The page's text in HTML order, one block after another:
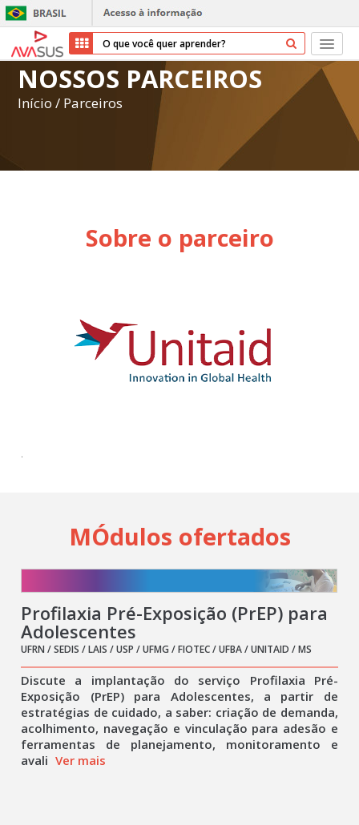
Início
Parceiros
Transparência
Entrar
Cadastrar
NOSSOS PARCEIROS
Início / Parceiros
Sobre o parceiro
.
MÓdulos ofertados
Profilaxia Pré-Exposição (PrEP) para
Adolescentes
UFRN / SEDIS / LAIS / USP / UFMG / FIOTEC / UFBA / UNITAID / MS
Discute a implantação do serviço Profilaxia Pré-
Exposição (PrEP) para Adolescentes, a partir de
estratégias de cuidado, a saber: criação de demanda,
acolhimento, navegação e vinculação para adesão e
ferramentas de planejamento, monitoramento e
avali Ver mais